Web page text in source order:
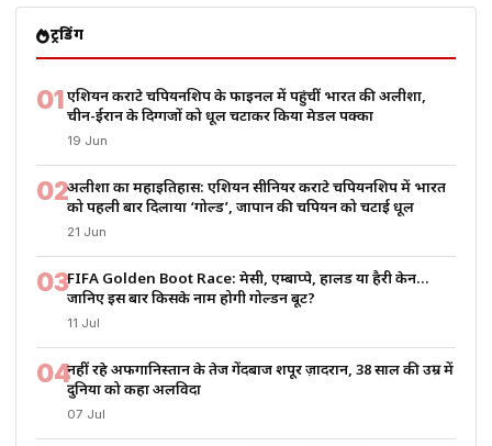
ट्रेंडिंग
01एशियन कराटे चैंपियनशिप के फाइनल में पहुंचीं भारत की अलीशा,
चीन-ईरान के दिग्गजों को धूल चटाकर किया मेडल पक्का
19 Jun
02अलीशा का महाइतिहास: एशियन सीनियर कराटे चैंपियनशिप में भारत
को पहली बार दिलाया ‘गोल्ड’, जापान की चैंपियन को चटाई धूल
21 Jun
03FIFA Golden Boot Race: मेसी, एम्बाप्पे, हालैंड या हैरी केन…
जानिए इस बार किसके नाम होगी गोल्डन बूट?
11 Jul
04नहीं रहे अफगानिस्तान के तेज गेंदबाज शपूर ज़ादरान, 38 साल की उम्र में
दुनिया को कहा अलविदा
07 Jul